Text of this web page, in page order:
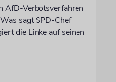
AfD-Verbotsverfahren
sagt SPD-Chef
die Linke auf seinen